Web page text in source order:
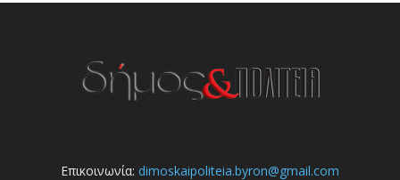
Επικοινωνία: dimoskaipoliteia.byron@gmail.com